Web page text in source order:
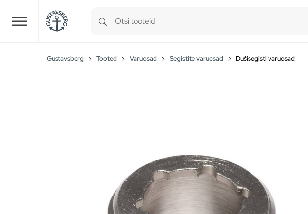
Skip to main content
Gustavsberg Tooted Varuosad Segistite varuosad Dušisegisti varuosad